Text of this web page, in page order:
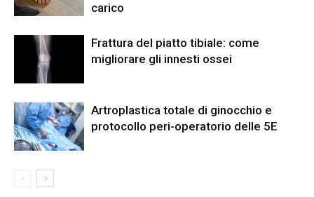
carico
Frattura del piatto tibiale: come
migliorare gli innesti ossei
Artroplastica totale di ginocchio e
protocollo peri-operatorio delle 5E